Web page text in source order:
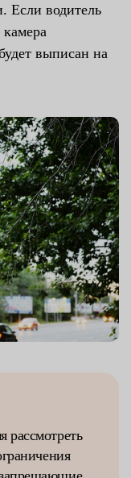
Если водитель
выписан на
рассмотреть